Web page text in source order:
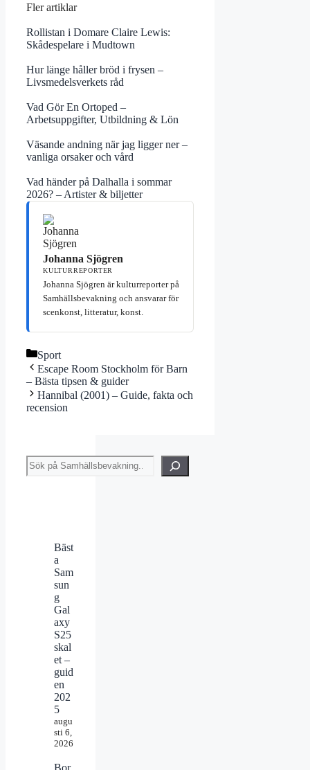
Fler artiklar
Rollistan i Domare Claire Lewis:
Skådespelare i Mudtown
Hur länge håller bröd i frysen –
Livsmedelsverkets råd
Vad Gör En Ortoped –
Arbetsuppgifter, Utbildning & Lön
Väsande andning när jag ligger ner –
vanliga orsaker och vård
Vad händer på Dalhalla i sommar
2026? – Artister & biljetter
Johanna Sjögren
KULTURREPORTER
Johanna Sjögren är kulturreporter på
Samhällsbevakning och ansvarar för
scenkonst, litteratur, konst.
Kategorier
Sport
Escape Room Stockholm för Barn
– Bästa tipsen & guider
Hannibal (2001) – Guide, fakta och
recension
Sök
Bäst
a
Sam
sun
g
Gal
axy
S25
skal
et –
guid
en
202
5
augu
sti 6,
2026
Bor